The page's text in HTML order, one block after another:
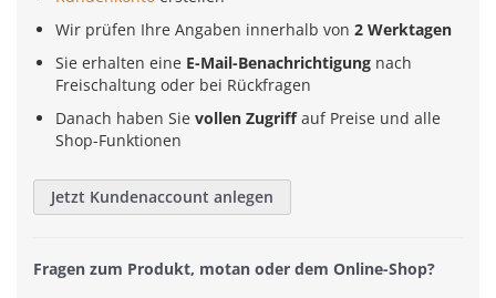
Wir prüfen Ihre Angaben innerhalb von 2 Werktagen
Sie erhalten eine E-Mail-Benachrichtigung nach
Freischaltung oder bei Rückfragen
Danach haben Sie vollen Zugriffauf Preise und alle
Shop-Funktionen
Jetzt Kundenaccount anlegen
Fragen zum Produkt, motan oder dem Online-Shop?